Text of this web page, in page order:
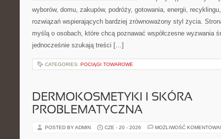
wyborów, domu, zakupów, podróży, gotowania, energii,
rozwiązań wspierających bardziej zrównoważony styl życia.
myślą o osobach, które chcą poznawać współczesne wyzwania
jednocześnie szukają treści […]
CATEGORIES: POCIĄGI TOWAROWE
DERMOKOSMETYKI I SKÓRA
PROBLEMATYCZNA
POSTED BY ADMIN CZE - 20 - 2026 MOŻLIWOŚĆ